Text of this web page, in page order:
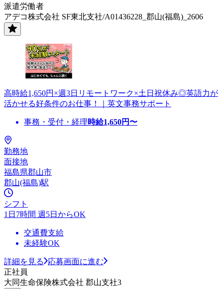
派遣労働者
アデコ株式会社 SF東北支社/A01436228_郡山(福島)_2606
高時給1,650円×週3日リモートワーク×土日祝休み◎英語力が
活かせる好条件のお仕事！｜英文事務サポート
事務・受付・経理時給1,650円〜
勤務地
面接地
福島県郡山市
郡山(福島)駅
シフト
1日7時間 週5日からOK
交通費支給
未経験OK
詳細を見る
応募画面に進む
正社員
大同生命保険株式会社 郡山支社3